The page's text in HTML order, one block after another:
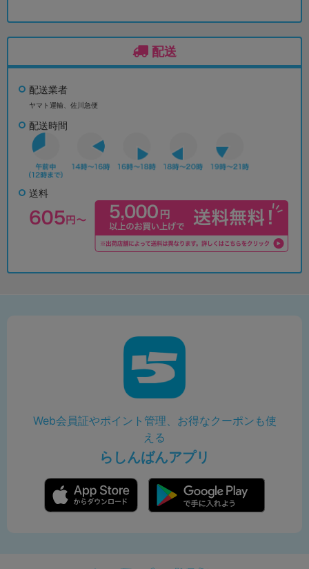
配送
配送業者
ヤマト運輸、佐川急便
配送時間
送料
Web会員証やポイント管理、お得なクーポンも使
える
らしんばんアプリ